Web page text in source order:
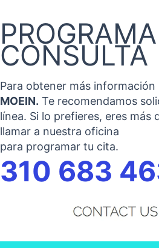
CONSULTA
Para obtener más información
MOEIN. Te recomendamos
línea. Si lo prefieres, eres más
llamar a nuestra oficina
para programar tu cita.
310 683